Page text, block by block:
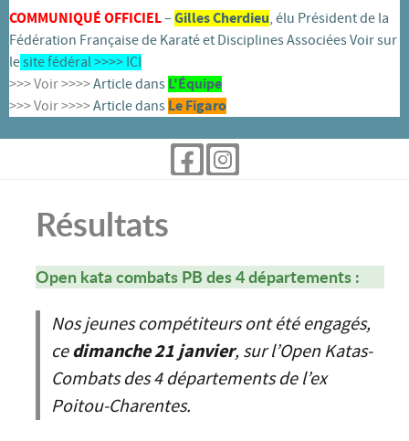
COMMUNIQUÉ OFFICIEL– Gilles Cherdieu, élu Président de la
Fédération Française de Karaté et Disciplines Associées Voir sur
lesite fédéral >>>> ICI
>>> Voir >>>>Article dans L'Équipe
>>> Voir >>>>Article dans Le Figaro
Résultats
Open kata combats PB des 4 départements :
Nos jeunes compétiteurs ont été engagés,
cedimanche 21 janvier, sur l’Open Katas-
Combats des 4 départements de l’ex
Poitou-Charentes.